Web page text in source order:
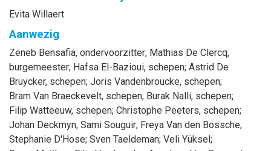
Evita Willaert
Aanwezig
Zeneb Bensafia, ondervoorzitter; Mathias De Clercq,
burgemeester; Hafsa El-Bazioui, schepen; Astrid De
Bruycker, schepen; Joris Vandenbroucke, schepen;
Bram Van Braeckevelt, schepen; Burak Nalli, schepen;
Filip Watteeuw, schepen; Christophe Peeters, schepen;
Johan Deckmyn; Sami Souguir; Freya Van den Bossche;
Stephanie D'Hose; Sven Taeldeman; Veli Yüksel;